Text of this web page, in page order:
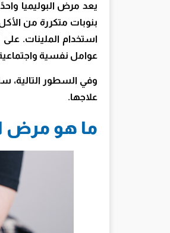
يعد مرض البوليميا
بنوبات متكررة من
استخدام الملينات. على
عوامل نفسية
وفي السطور التالية،
علاجها.
ما هو مرض